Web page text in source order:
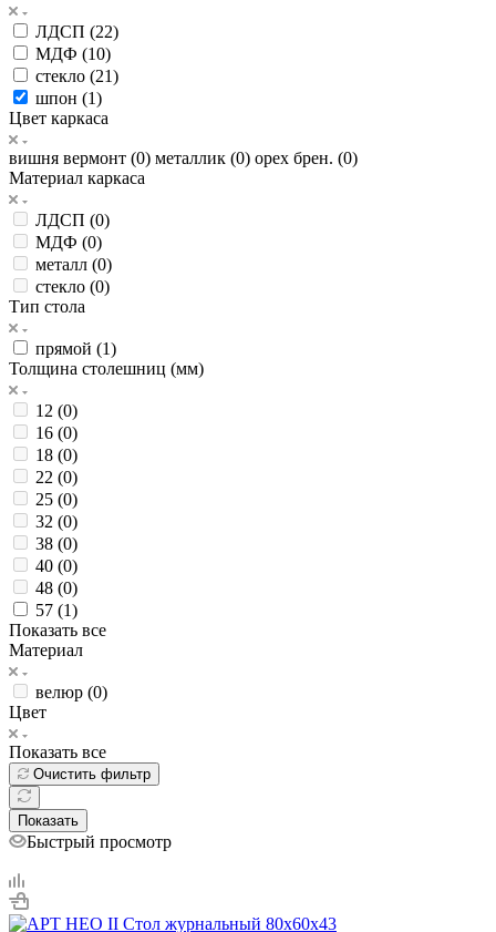
ЛДСП (22)
МДФ (10)
стекло (21)
шпон (1)
Цвет каркаса
вишня вермонт (0) металлик (0) орех брен. (0)
Материал каркаса
ЛДСП (0)
МДФ (0)
металл (0)
стекло (0)
Тип стола
прямой (1)
Толщина столешниц (мм)
12 (0)
16 (0)
18 (0)
22 (0)
25 (0)
32 (0)
38 (0)
40 (0)
48 (0)
57 (1)
Показать все
Материал
велюр (0)
Цвет
Показать все
Очистить фильтр
Показать
Быстрый просмотр